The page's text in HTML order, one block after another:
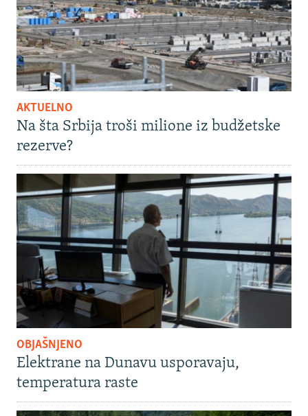
AKTUELNO
Na šta Srbija troši milione iz budžetske
rezerve?
OBJAŠNJENO
Elektrane na Dunavu usporavaju,
temperatura raste